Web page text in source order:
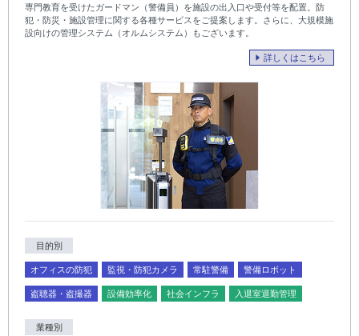
専門教育を受けたガードマン（警備員）を施設の出入口や受付等を配置。防
犯・防災・施設管理に関する各種サービスをご提案します。さらに、大規模施
設向けの管理システム（オルムシステム）もございます。
詳しくはこちら
目的別
オフィスの防犯 監視・防犯カメラ 常駐警備 警備ロボット
盗聴器・盗撮器 設備効率化 社会インフラ 入退室退勤管理
業種別